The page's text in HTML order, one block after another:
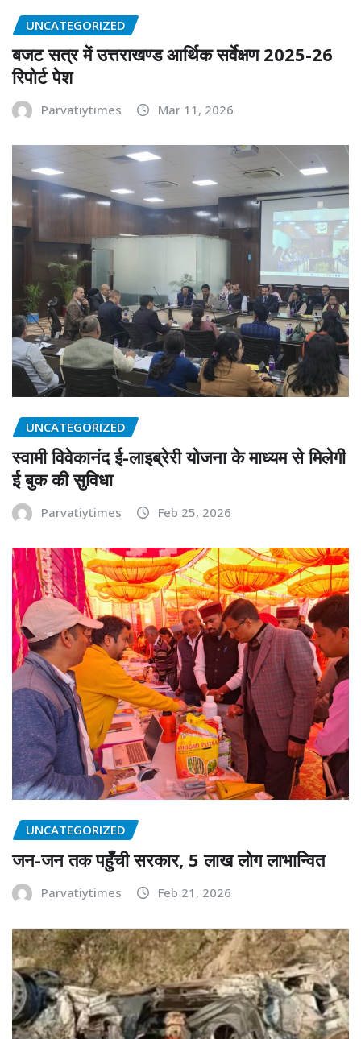
UNCATEGORIZED
बजट सत्र में उत्तराखण्ड आर्थिक सर्वेक्षण 2025-26
रिपोर्ट पेश
Parvatiytimes Mar 11, 2026
UNCATEGORIZED
स्वामी विवेकानंद ई-लाइब्रेरी योजना के माध्यम से मिलेगी
ई बुक की सुविधा
Parvatiytimes Feb 25, 2026
UNCATEGORIZED
जन-जन तक पहुँची सरकार, 5 लाख लोग लाभान्वित
Parvatiytimes Feb 21, 2026